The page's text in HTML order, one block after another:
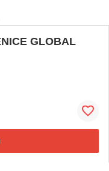
GLOBAL